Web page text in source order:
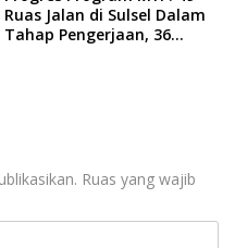
Ruas Jalan di Sulsel Dalam
Tahap Pengerjaan, 36
Ruas yang wajib